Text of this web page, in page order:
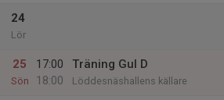
24
Lör
25
Sön
17:00
18:00
Träning Gul D
Löddesnäshallens källare